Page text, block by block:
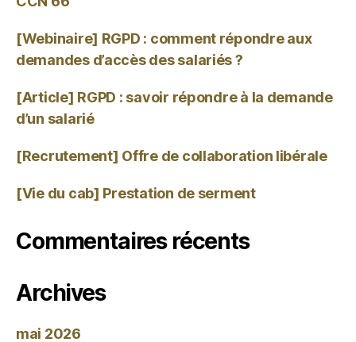
[Webinaire] RGPD : comment répondre aux
demandes d’accès des salariés ?
[Article] RGPD : savoir répondre à la demande
d’un salarié
[Recrutement] Offre de collaboration libérale
[Vie du cab] Prestation de serment
Commentaires récents
Archives
mai 2026